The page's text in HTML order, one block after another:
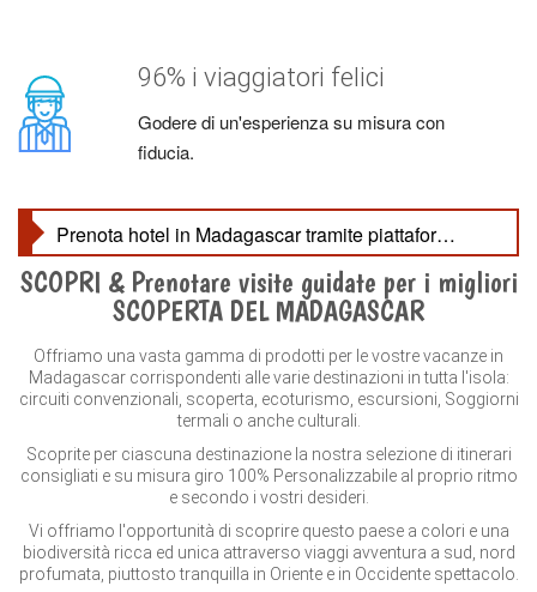
96% i viaggiatori felici
Godere di un'esperienza su misura con
fiducia.
Prenota hotel in Madagascar tramite piattaforme online : Focus su prenotazione Hotel Madagascar
SCOPRI & Prenotare visite guidate per i migliori
SCOPERTA DEL MADAGASCAR
Offriamo una vasta gamma di prodotti per le vostre vacanze in
Madagascar corrispondenti alle varie destinazioni in tutta l'isola:
circuiti convenzionali, scoperta, ecoturismo, escursioni, Soggiorni
termali o anche culturali.
Scoprite per ciascuna destinazione la nostra selezione di itinerari
consigliati e su misura giro 100% Personalizzabile al proprio ritmo
e secondo i vostri desideri.
Vi offriamo l'opportunità di scoprire questo paese a colori e una
biodiversità ricca ed unica attraverso viaggi avventura a sud, nord
profumata, piuttosto tranquilla in Oriente e in Occidente spettacolo.